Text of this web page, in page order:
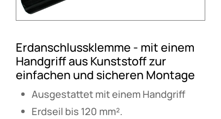
Erdanschlussklemme - mit einem
Handgriff aus Kunststoff zur
einfachen und sicheren Montage
Ausgestattet mit einem Handgriff
Erdseil bis 120 mm².